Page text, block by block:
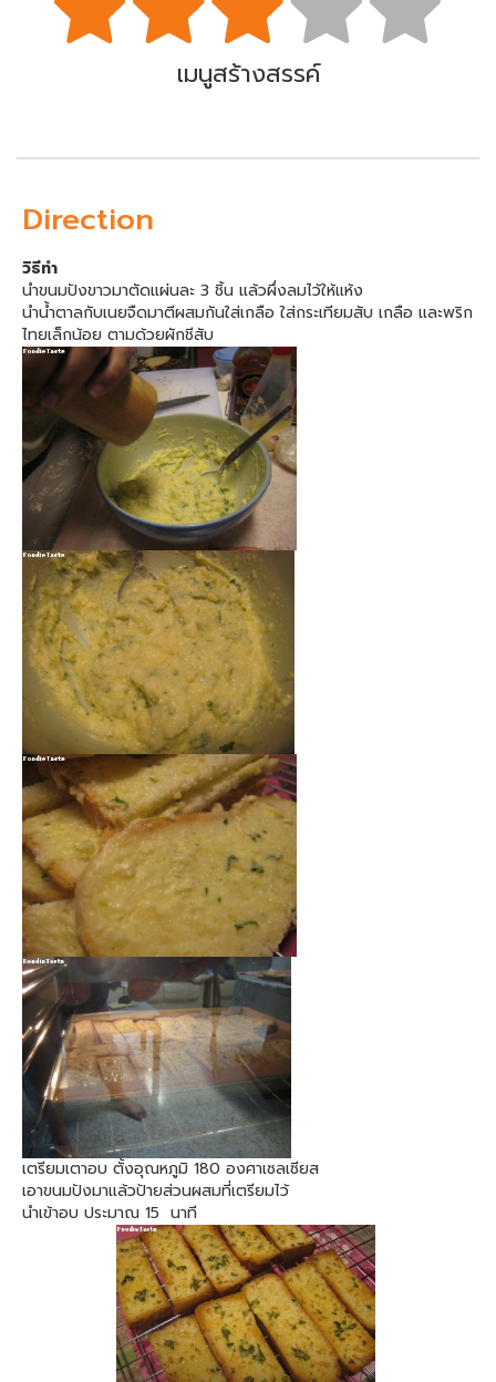
เมนูสร้างสรรค์
Direction
วิธีทำ
นำขนมปังขาวมาตัดแผ่นละ 3 ชิ้น แล้วผึ่งลมไว้ให้แห้ง
นำน้ำตาลกับเนยจืดมาตีผสมกันใส่เกลือ ใส่กระเทียมสับ เกลือ และพริก
ไทยเล็กน้อย ตามด้วยผักชีสับ
เตรียมเตาอบ ตั้งอุณหภูมิ 180 องศาเซลเซียส
เอาขนมปังมาแล้วป้ายส่วนผสมที่เตรียมไว้
นำเข้าอบ ประมาณ 15 นาที